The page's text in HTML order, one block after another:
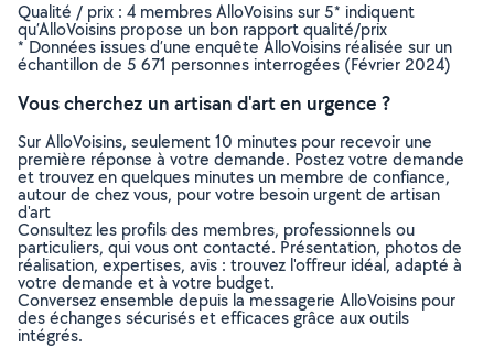
Qualité / prix : 4 membres AlloVoisins sur 5* indiquent
qu’AlloVoisins propose un bon rapport qualité/prix
* Données issues d’une enquête AlloVoisins réalisée sur un
échantillon de 5 671 personnes interrogées (Février 2024)
Vous cherchez un artisan d'art en urgence ?
Sur AlloVoisins, seulement 10 minutes pour recevoir une
première réponse à votre demande. Postez votre demande
et trouvez en quelques minutes un membre de confiance,
autour de chez vous, pour votre besoin urgent de artisan
d'art
Consultez les profils des membres, professionnels ou
particuliers, qui vous ont contacté. Présentation, photos de
réalisation, expertises, avis : trouvez l'offreur idéal, adapté à
votre demande et à votre budget.
Conversez ensemble depuis la messagerie AlloVoisins pour
des échanges sécurisés et efficaces grâce aux outils
intégrés.